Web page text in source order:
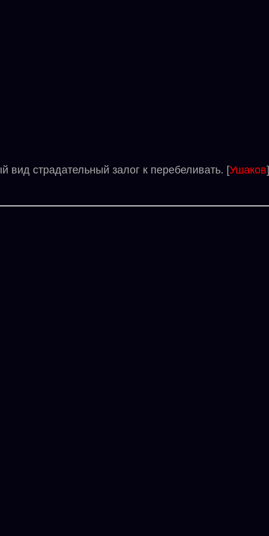
страдательный залог к перебеливать. [Ушаков]